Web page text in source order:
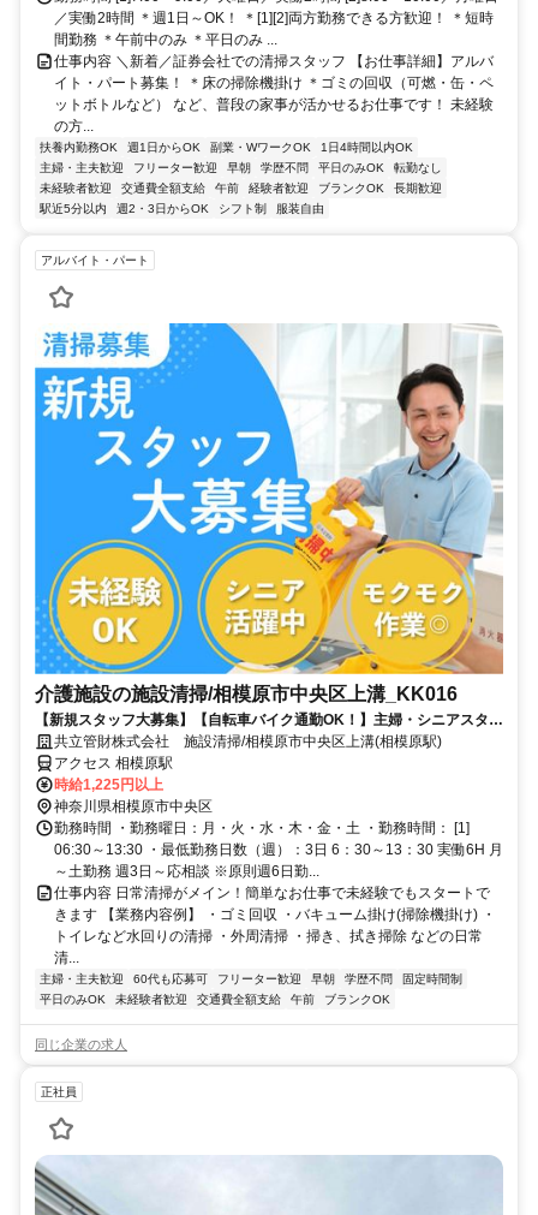
／実働2時間 ＊週1日～OK！ ＊[1][2]両方勤務できる方歓迎！ ＊短時
間勤務 ＊午前中のみ ＊平日のみ ...
仕事内容 ＼新着／証券会社での清掃スタッフ 【お仕事詳細】アルバ
イト・パート募集！ ＊床の掃除機掛け ＊ゴミの回収（可燃・缶・ペ
ットボトルなど） など、普段の家事が活かせるお仕事です！ 未経験
の方...
扶養内勤務OK 週1日からOK 副業・WワークOK
1日4時間以内OK
主婦・主夫歓迎
フリーター歓迎 早朝 学歴不問 平日のみOK
転勤なし
未経験者歓迎
交通費全額支給 午前 経験者歓迎 ブランクOK
長期歓迎
駅近5分以内
週2・3日からOK シフト制 服装自由
アルバイト・パート
介護施設の施設清掃/相模原市中央区上溝_KK016
【新規スタッフ大募集】【自転車バイク通勤OK！】主婦・シニアスタッ
フ活躍中！シンプル清掃で未経験◎
共立管財株式会社 施設清掃/相模原市中央区上溝(相模原駅)
アクセス 相模原駅
時給1,225円以上
神奈川県相模原市中央区
勤務時間 ・勤務曜日：月・火・水・木・金・土 ・勤務時間： [1]
06:30～13:30 ・最低勤務日数（週）：3日 6：30～13：30 実働6H 月
～土勤務 週3日～応相談 ※原則週6日勤...
仕事内容 日常清掃がメイン！簡単なお仕事で未経験でもスタートで
きます 【業務内容例】 ・ゴミ回収 ・バキューム掛け(掃除機掛け) ・
トイレなど水回りの清掃 ・外周清掃 ・掃き、拭き掃除 などの日常
清...
主婦・主夫歓迎 60代も応募可 フリーター歓迎 早朝 学歴不問
固定時間制
平日のみOK
未経験者歓迎 交通費全額支給 午前 ブランクOK
同じ企業の求人
正社員